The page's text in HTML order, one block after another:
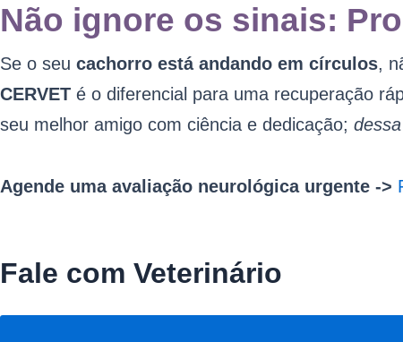
Não ignore os sinais:
Se o seu cachorro está andando em círculos,
CERVET é o diferencial para uma recuperação
seu melhor amigo com ciência e dedicação;
Agende uma avaliação neurológica urgente ->
Fale com Veterinário